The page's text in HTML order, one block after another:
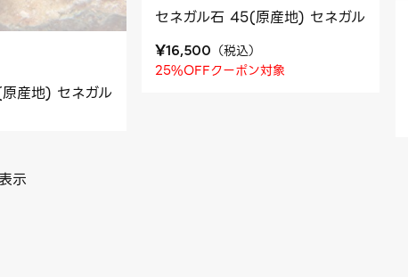
産地) セネガル
セネガル石 45(原産地) セネガル
¥16,500 （税込）
25%OFFクーポン対象
示